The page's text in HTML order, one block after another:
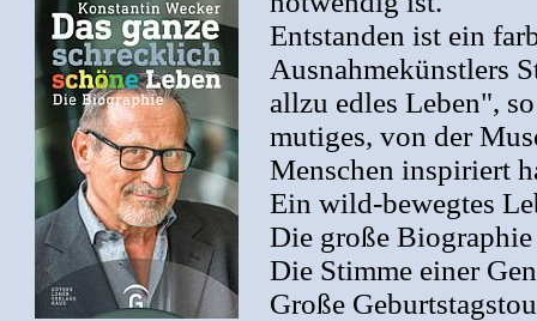
Entstanden ist ein
Ausnahmekünstlers
allzu edles Leben",
mutiges, von der
Menschen inspiriert
Ein wild-bewegtes
Die große
Die Stimme einer
Große